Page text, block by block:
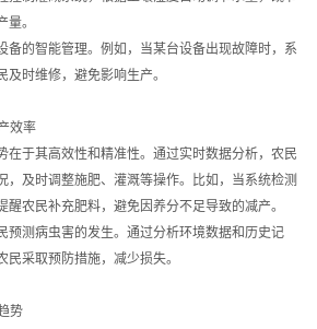
。
备的智能管理。例如，当某台设备出现故障时，系
时维修，避免影响生产。
效率
在于其高效性和精准性。通过实时数据分析，农民
，及时调整施肥、灌溉等操作。比如，当系统检测
醒农民补充肥料，避免因养分不足导致的减产。
预测病虫害的发生。通过分析环境数据和历史记
采取预防措施，减少损失。
势